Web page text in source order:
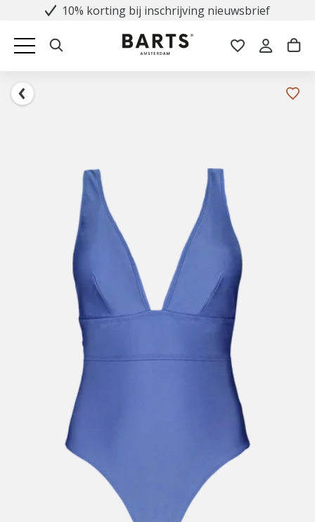
10% korting bij inschrijving nieuwsbrief